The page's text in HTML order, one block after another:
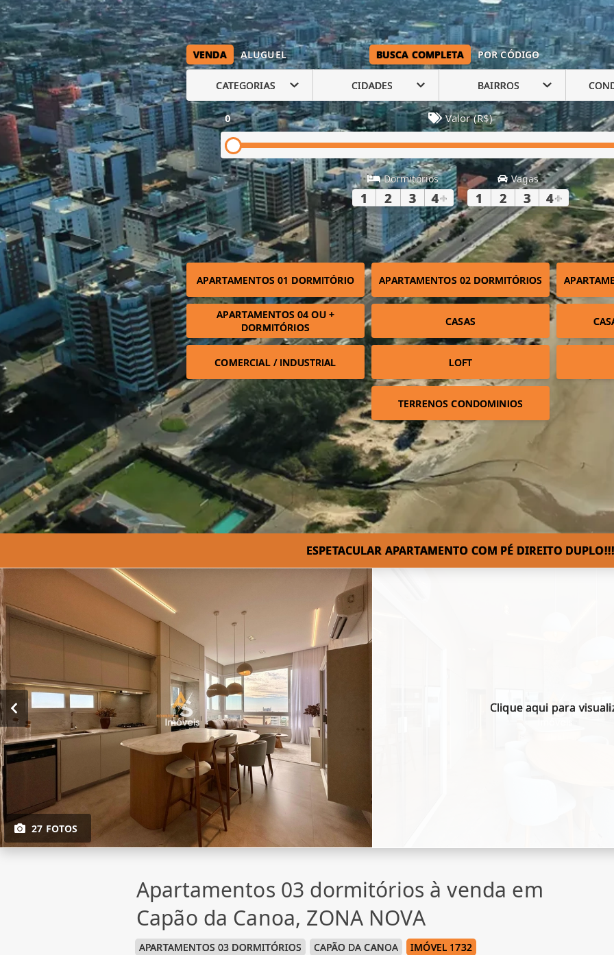
VENDA ALUGUEL BUSCA COMPLETA POR CÓDIGO
CATEGORIAS CIDADES BAIRROS
0 Valor (R$)
Dormitórios
1 2 3 4+
Vagas
1 2 3 4+
APARTAMENTOS 01 DORMITÓRIO APARTAMENTOS 02 DORMITÓRIOS
APARTAMENTOS 04 OU +
DORMITÓRIOS
CASAS
COMERCIAL / INDUSTRIAL LOFT
TERRENOS CONDOMINIOS
ESPETACULAR APARTAMENTO COM PÉ DIREITO DUPLO!!!
27 FOTOS
Clique aqui para
Apartamentos 03 dormitórios à venda em
Capão da Canoa, ZONA NOVA
APARTAMENTOS 03 DORMITÓRIOS CAPÃO DA CANOA IMÓVEL 1732